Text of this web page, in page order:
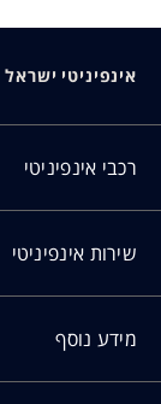
אינפיניטי ישראל
רכבי אינפיניטי
שירות אינפיניטי
מידע נוסף